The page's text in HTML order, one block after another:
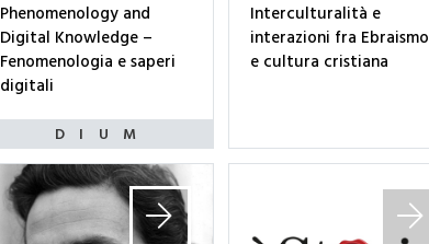
Phenomenology and
Digital Knowledge –
Fenomenologia e saperi
digitali
Interculturalità e
interazioni fra Ebraismo
e cultura cristiana